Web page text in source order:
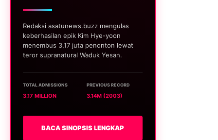
Redaksi asatunews.buzz mengulas
keberhasilan epik Kim Hye-yoon
menembus 3,17 juta penonton lewat
teror supranatural Waduk Yesan.
TOTAL ADMISSIONS
3.17 MILLION
PREVIOUS RECORD
3.14M (2003)
BACA SINOPSIS LENGKAP